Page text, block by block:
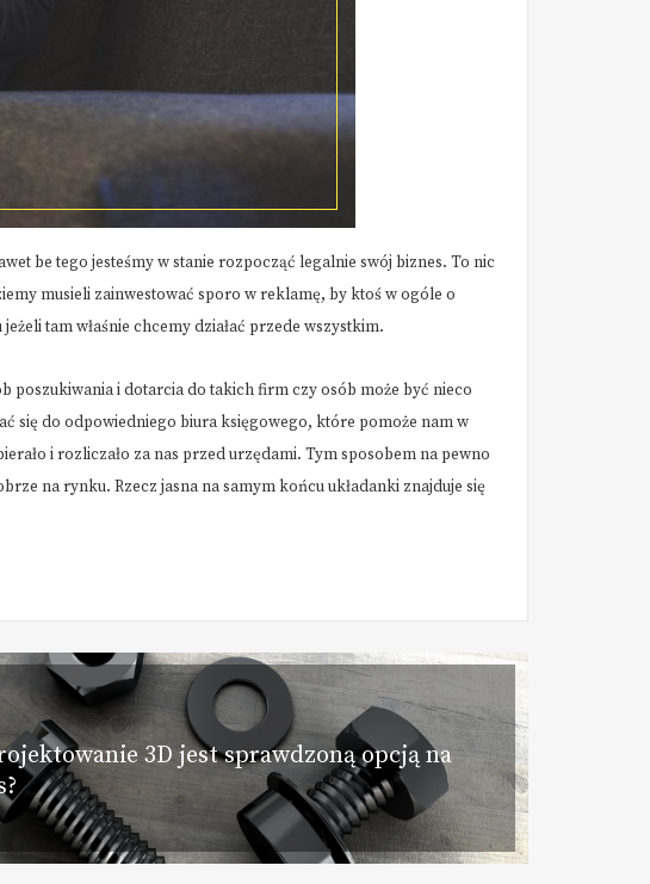
be tego jesteśmy w stanie rozpocząć legalnie swój biznes. To nic
musieli zainwestować sporo w reklamę, by ktoś w ogóle o
tam właśnie chcemy działać przede wszystkim.
poszukiwania i dotarcia do takich firm czy osób może być nieco
się do odpowiedniego biura księgowego, które pomoże nam w
i rozliczało za nas przed urzędami. Tym sposobem na pewno
na rynku. Rzecz jasna na samym końcu układanki znajduje się
3D jest sprawdzoną opcją na